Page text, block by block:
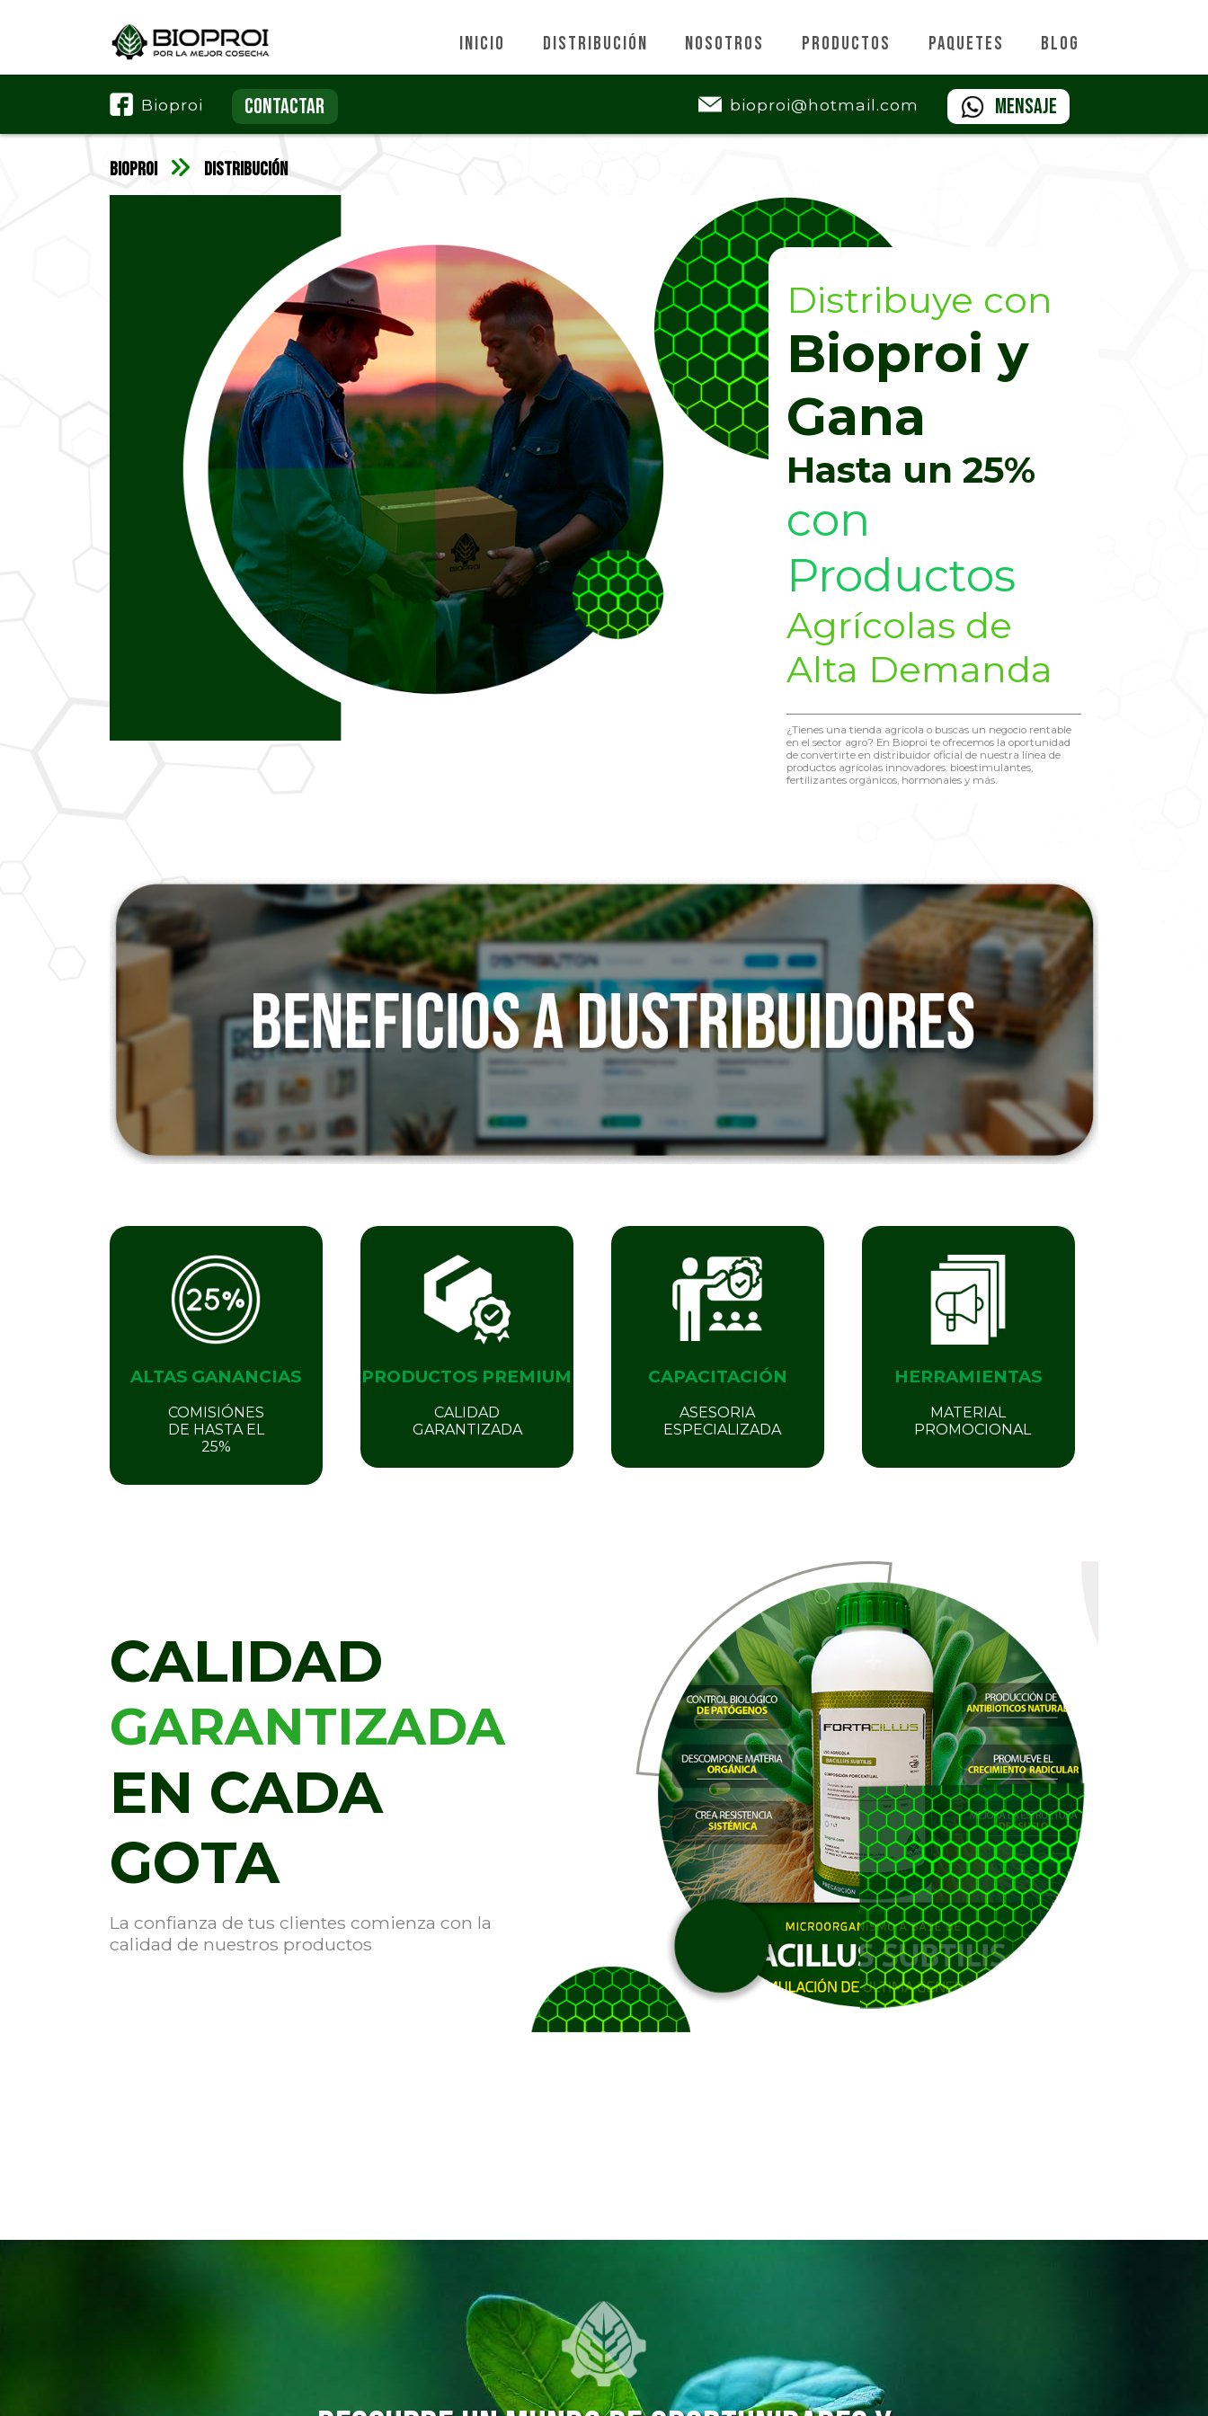
Inicio Distribución Nosotros Productos Paquetes Blog
Bioproi CONTACTAR bioproi@hotmail.com Mensaje
Bioproi Distribución
Distribuye con
Bioproi y
Gana
Hasta un 25%
con
Productos
Agrícolas de
Alta Demanda
¿Tienes una tienda agrícola o buscas un negocio rentable
en el sector agro? En Bioproi te ofrecemos la oportunidad
de convertirte en distribuidor oficial de nuestra línea de
productos agrícolas innovadores: bioestimulantes,
fertilizantes orgánicos, hormonales y más.
ALTAS GANANCIAS
COMISIÓNES
DE HASTA EL
25%
PRODUCTOS PREMIUM
CALIDAD
GARANTIZADA
CAPACITACIÓN
ASESORIA
ESPECIALIZADA
HERRAMIENTAS
MATERIAL
PROMOCIONAL
CALIDAD
GARANTIZADA
EN CADA
GOTA
La confianza de tus clientes comienza con la
calidad de nuestros productos